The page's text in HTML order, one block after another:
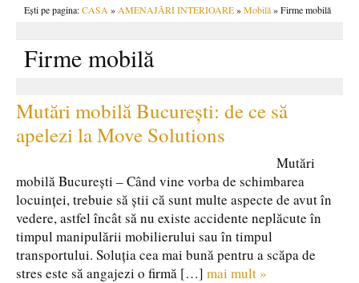
Ești pe pagina:CASA » AMENAJĂRI INTERIOARE»Mobilă» Firme mobilă
Firme mobilă
Mutări mobilă București: de ce să
apelezi la Move Solutions
Mutări
mobilă București – Când vine vorba de schimbarea
locuinței, trebuie să știi că sunt multe aspecte de avut în
vedere, astfel încât să nu existe accidente neplăcute în
timpul manipulării mobilierului sau în timpul
transportului. Soluția cea mai bună pentru a scăpa de
stres este să angajezi o firmă […] mai mult »